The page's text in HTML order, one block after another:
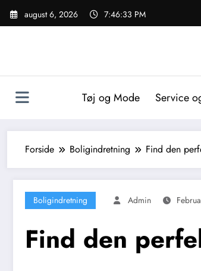
Videre
august 6, 2026 7:46:34 PM
Tøj og Mode Service
Forside Boligindretning Find den
Boligindretning Admin
Find den